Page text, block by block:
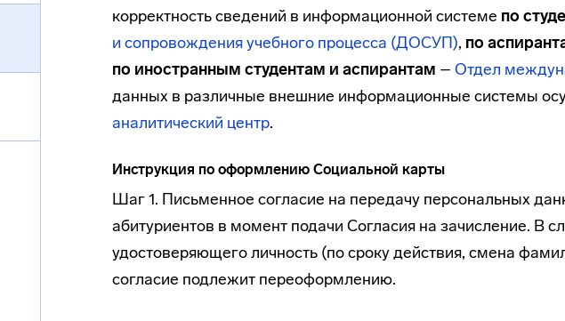
корректность сведений в информационной системе по
и сопровождения учебного процесса (ДОСУП), по
по иностранным студентам и аспирантам – Отдел
данных в различные внешние информационные системы
аналитический центр.
Инструкция по оформлению Социальной карты
Шаг 1. Письменное согласие на передачу персональных
абитуриентов в момент подачи Согласия на зачисление. В
удостоверяющего личность (по сроку действия, смена
согласие подлежит переоформлению.